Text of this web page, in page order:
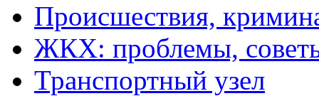
Происшествия,
ЖКХ: проблемы,
Транспортный узел